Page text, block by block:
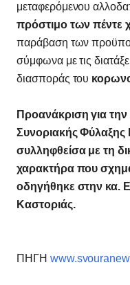
μεταφερόμενου
πρόστιμο των πέντε
παράβαση των
σύμφωνα με τις
διασποράς του
Προανάκριση για
Συνοριακής
συλληφθείσα με τη
χαρακτήρα που
οδηγήθηκε στην κα.
Καστοριάς.
ΠΗΓΗ